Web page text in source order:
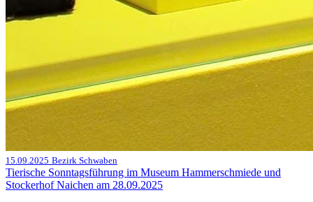
15.09.2025 Bezirk Schwaben
Tierische Sonntagsführung im Museum Hammerschmiede und
Stockerhof Naichen am 28.09.2025